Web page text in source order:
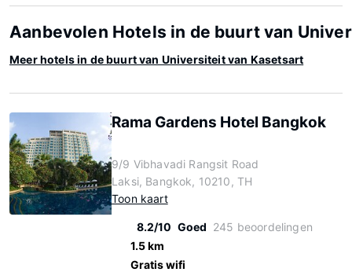
Aanbevolen Hotels in de buurt van
Meer hotels in de buurt van Universiteit van Kasetsart
Rama Gardens Hotel Bangkok
9/9 Vibhavadi Rangsit Road
Laksi, Bangkok, 10210, TH
Toon kaart
8.2/10 Goed 245 beoordelingen
1.5 km
Gratis wifi